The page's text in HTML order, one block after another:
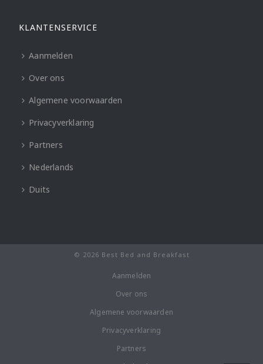
KLANTENSERVICE
Aanmelden
Over ons
Algemene voorwaarden
Privacyverklaring
Partners
Nederlands
Duits
© 2026 Best Bed and Breakfast
Aanmelden
Over ons
Algemene voorwaarden
Privacyverklaring
Partners